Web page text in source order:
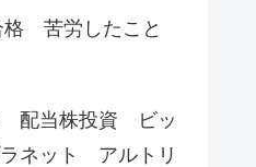
格 苦労したこと
配当株投資 ビッ
ネット アルトリ